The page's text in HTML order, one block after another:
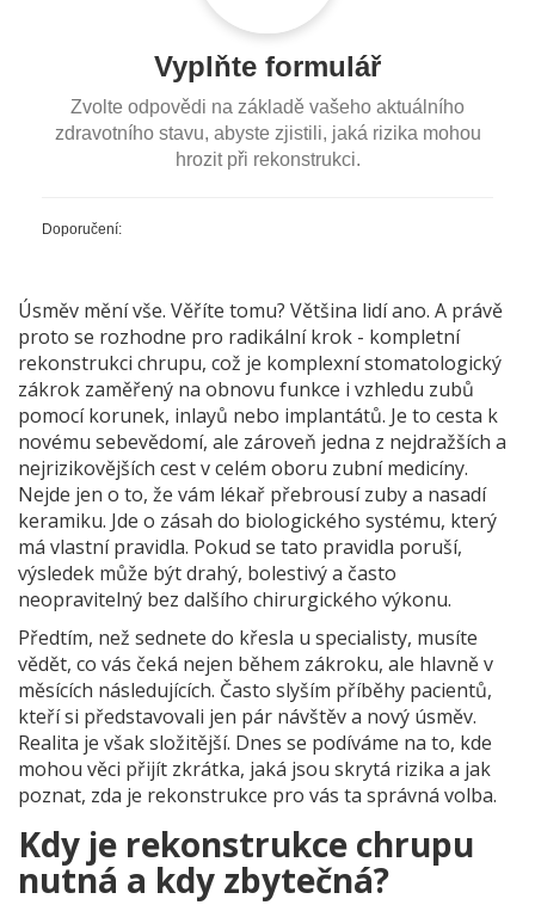
Vyplňte formulář
Zvolte odpovědi na základě vašeho aktuálního
zdravotního stavu, abyste zjistili, jaká rizika mohou
hrozit při rekonstrukci.
Doporučení:
Úsměv mění vše. Věříte tomu? Většina lidí ano. A právě
proto se rozhodne pro radikální krok - kompletní
rekonstrukci chrupu, což je komplexní stomatologický
zákrok zaměřený na obnovu funkce i vzhledu zubů
pomocí korunek, inlayů nebo implantátů. Je to cesta k
novému sebevědomí, ale zároveň jedna z nejdražších a
nejrizikovějších cest v celém oboru zubní medicíny.
Nejde jen o to, že vám lékař přebrousí zuby a nasadí
keramiku. Jde o zásah do biologického systému, který
má vlastní pravidla. Pokud se tato pravidla poruší,
výsledek může být drahý, bolestivý a často
neopravitelný bez dalšího chirurgického výkonu.
Předtím, než sednete do křesla u specialisty, musíte
vědět, co vás čeká nejen během zákroku, ale hlavně v
měsících následujících. Často slyším příběhy pacientů,
kteří si představovali jen pár návštěv a nový úsměv.
Realita je však složitější. Dnes se podíváme na to, kde
mohou věci přijít zkrátka, jaká jsou skrytá rizika a jak
poznat, zda je rekonstrukce pro vás ta správná volba.
Kdy je rekonstrukce chrupu
nutná a kdy zbytečná?